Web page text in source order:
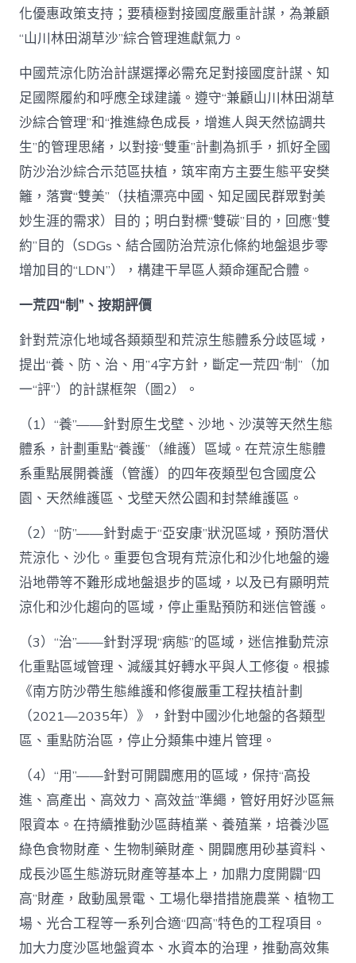
化優惠政策支持；要積極對接國度嚴重計謀，為兼顧
“山川林田湖草沙”綜合管理進獻氣力。
中國荒涼化防治計謀選擇必需充足對接國度計謀、知
足國際履約和呼應全球建議。遵守“兼顧山川林田湖草
沙綜合管理”和“推進綠色成長，增進人與天然協調共
生”的管理思緒，以對接“雙重”計劃為抓手，抓好全國
防沙治沙綜合示范區扶植，筑牢南方主要生態平安樊
籬，落實“雙美”（扶植漂亮中國、知足國民群眾對美
妙生涯的需求）目的；明白對標“雙碳”目的，回應“雙
約”目的（SDGs、結合國防治荒涼化條約地盤退步零
增加目的“LDN”），構建干旱區人類命運配合體。
一荒四“制”、按期評價
針對荒涼化地域各類類型和荒涼生態體系分歧區域，
提出“養、防、治、用”4字方針，斷定一荒四“制”（加
一“評”）的計謀框架（圖2）。
（1）“養”——針對原生戈壁、沙地、沙漠等天然生態
體系，計劃重點“養護”（維護）區域。在荒涼生態體
系重點展開養護（管護）的四年夜類型包含國度公
園、天然維護區、戈壁天然公園和封禁維護區。
（2）“防”——針對處于“亞安康”狀況區域，預防潛伏
荒涼化、沙化。重要包含現有荒涼化和沙化地盤的邊
沿地帶等不難形成地盤退步的區域，以及已有顯明荒
涼化和沙化趨向的區域，停止重點預防和迷信管護。
（3）“治”——針對浮現“病態”的區域，迷信推動荒涼
化重點區域管理、減緩其好轉水平與人工修復。根據
《南方防沙帶生態維護和修復嚴重工程扶植計劃
（2021—2035年）》，針對中國沙化地盤的各類型
區、重點防治區，停止分類集中連片管理。
（4）“用”——針對可開闢應用的區域，保持“高投
進、高產出、高效力、高效益”準繩，管好用好沙區無
限資本。在持續推動沙區蒔植業、養殖業，培養沙區
綠色食物財產、生物制藥財產、開闢應用砂基資料、
成長沙區生態游玩財產等基本上，加鼎力度開闢“四
高”財產，啟動風景電、工場化舉措措施農業、植物工
場、光合工程等一系列合適“四高”特色的工程項目。
加大力度沙區地盤資本、水資本的治理，推動高效集